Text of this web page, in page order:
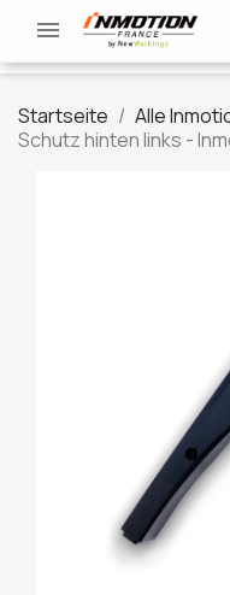

Startseite Alle
Schutz hinten links -